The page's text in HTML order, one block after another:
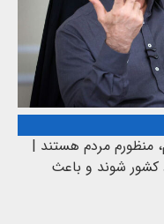
منظورم مردم هستند |
کشور شوند و باعث